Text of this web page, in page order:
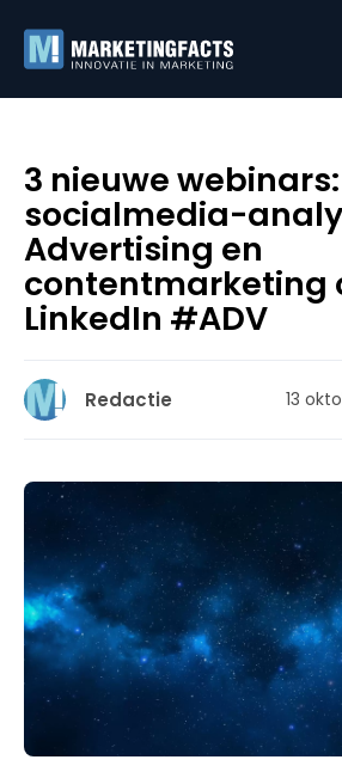
3 nieuwe webinars:
socialmedia-
Advertising en
contentmarketing
LinkedIn #ADV
Redactie 13